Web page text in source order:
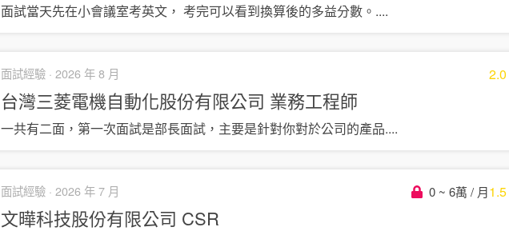
面試當天先在小會議室考英文， 考完可以看到換算後的多益分數。 ....
面試經驗 · 2026 年 8 月 2.0
台灣三菱電機自動化股份有限公司 業務工程師
一共有二面，第一次面試是部長面試，主要是針對你對於公司的產品....
面試經驗 · 2026 年 7 月 0 ~ 6萬 / 月1.5
文曄科技股份有限公司 CSR